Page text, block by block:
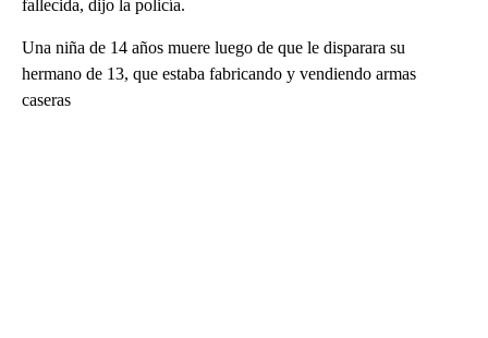
fallecida, dijo la policía.
Una niña de 14 años muere luego de que le disparara su
hermano de 13, que estaba fabricando y vendiendo armas
caseras